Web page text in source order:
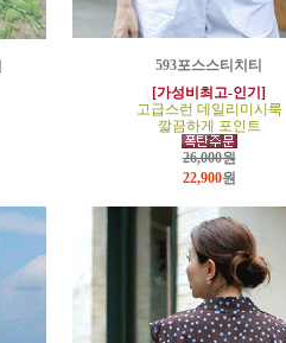
593포스스티치티
[가성비최고-인기]
고급스런 데일리미시룩
깔끔하게 포인트
26,000원
22,900원